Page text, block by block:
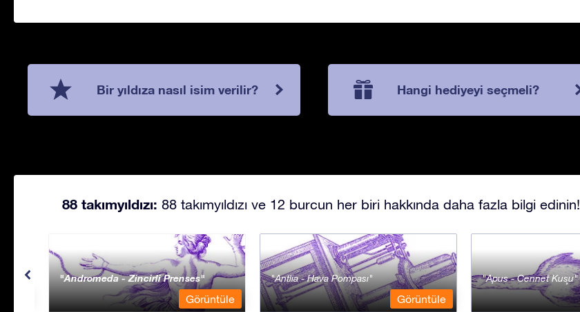
Bir yıldıza nasıl isim verilir? Hangi hediyeyi seçmeli?
88 takımyıldızı: 88 takımyıldızı ve 12 burcun her biri hakkında daha fazla bilgi edinin!
Andromeda - Zincirli Prenses
Görüntüle
Antlia - Hava Pompası
Görüntüle
Apus - Cennet Kuşu